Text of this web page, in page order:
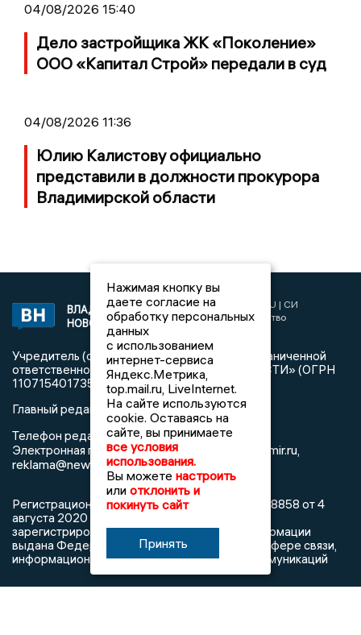
04/08/2026 15:40
Дело застройщика ЖК «Поколение»
ООО «Капитал Строй» передали в суд
04/08/2026 11:36
Юлию Калистову официально
представили в должности прокурора
Владимирской области
ВЛАДИМИРСКИЕ
НОВОСТИ
2017 © NEWSVLADIMIR.RU | СИ
«Информационное агентство
Учредитель (соучредители): Общество с ограниченной
ответственностью «РЕГИОНАЛЬНЫЕ НОВОСТИ» (ОГРН
1107154017354)
Главный редактор: Мазов С. А.
Телефон редакции:8 (4922) 666916
Электронная почта редакции: info@newsvladimir.ru,
reklama@newsvladimir.ru
Регистрационный номер: серия Эл № ФС77-78858 от 4
августа 2020 г. согласно выписке из реестра
зарегистрированных средств массовой информации
выдана Федеральной службой по надзору в сфере связи,
информационных технологий и массовых коммуникаций
Нажимая кнопку вы
даете согласие на
обработку персональных
данных
с использованием
интернет-сервиса
Яндекс.Метрика,
top.mail.ru, LiveInternet.
На сайте используются
cookie. Оставаясь на
сайте, вы принимаете
все условия
использования.
Вы можете настроить
или отклонить и
покинуть сайт
Принять